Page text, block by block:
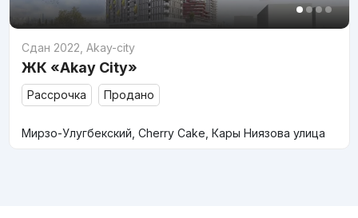
Сдан 2022 Akay-city
ЖК «Akay City»
Рассрочка Продано
Мирзо-Улугбекский, Cherry Cake, Кары Ниязова улица